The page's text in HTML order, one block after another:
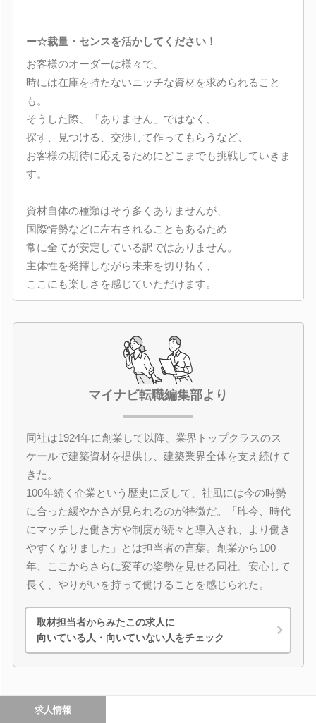
ー☆裁量・センスを活かしてください！
お客様のオーダーは様々で、
時には在庫を持たないニッチな資材を求められること
も。
そうした際、「ありません」ではなく、
探す、見つける、交渉して作ってもらうなど、
お客様の期待に応えるためにどこまでも挑戦していきま
す。
資材自体の種類はそう多くありませんが、
国際情勢などに左右されることもあるため
常に全てが安定している訳ではありません。
主体性を発揮しながら未来を切り拓く、
ここにも楽しさを感じていただけます。
マイナビ転職編集部より
同社は1924年に創業して以降、業界トップクラスのス
ケールで建築資材を提供し、建築業界全体を支え続けて
きた。
100年続く企業という歴史に反して、社風には今の時勢
に合った緩やかさが見られるのが特徴だ。「昨今、時代
にマッチした働き方や制度が続々と導入され、より働き
やすくなりました」とは担当者の言葉。創業から100
年、ここからさらに変革の姿勢を見せる同社。安心して
長く、やりがいを持って働けることを感じられた。
取材担当者からみたこの求人に
向いている人・向いていない人をチェック
求人情報